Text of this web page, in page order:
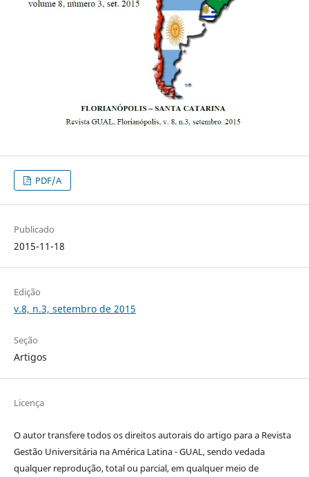
PDF/A
Publicado
2015-11-18
Edição
v.8, n.3, setembro de 2015
Seção
Artigos
Licença
O autor transfere todos os direitos autorais do artigo para a Revista
Gestão Universitária na América Latina - GUAL, sendo vedada
qualquer reprodução, total ou parcial, em qualquer meio de